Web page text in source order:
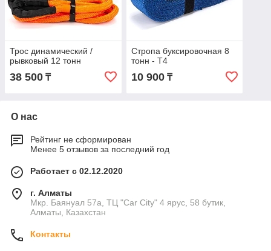
Трос динамический /
рывковый 12 тонн
38 500 ₸
Стропа буксировочная 8
тонн - T4
10 900₸
О нас
Рейтинг не сформирован
Менее 5 отзывов за последний год
Работает с 02.12.2020
г. Алматы
Мкр. Баянуал 57а, ТЦ "Car City" 4 ярус, 58 бутик,
Алматы, Казахстан
Контакты